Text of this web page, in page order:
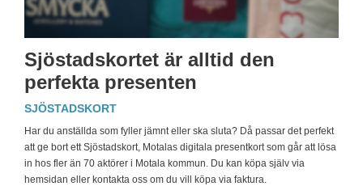
Sjöstadskortet är alltid den
perfekta presenten
SJÖSTADSKORT
Har du anställda som fyller jämnt eller ska sluta? Då passar det perfekt
att ge bort ett Sjöstadskort, Motalas digitala presentkort som går att lösa
in hos fler än 70 aktörer i Motala kommun. Du kan köpa själv via
hemsidan eller kontakta oss om du vill köpa via faktura.